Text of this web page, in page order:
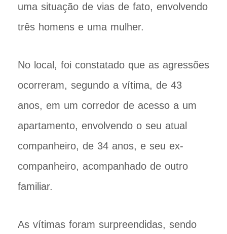
uma situação de vias de fato, envolvendo
três homens e uma mulher.
No local, foi constatado que as agressões
ocorreram, segundo a vítima, de 43
anos, em um corredor de acesso a um
apartamento, envolvendo o seu atual
companheiro, de 34 anos, e seu ex-
companheiro, acompanhado de outro
familiar.
As vítimas foram surpreendidas, sendo